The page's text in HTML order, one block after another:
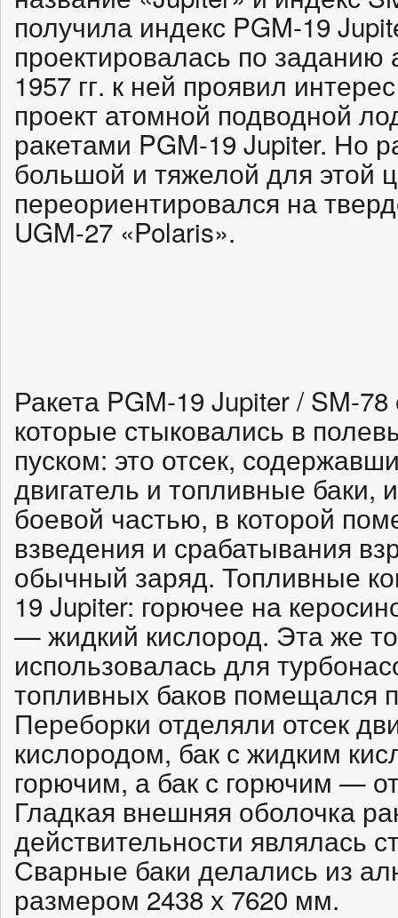
получила индекс PGM-19
проектировалась по
1957 гг. к ней проявил
проект атомной подводной
ракетами PGM-19 Jupiter. Но
большой и тяжелой для этой
переориентировался на
UGM-27 «Polaris».
Ракета PGM-19 Jupiter / SM-
которые стыковались в
пуском: это отсек,
двигатель и топливные баки,
боевой частью, в которой
взведения и срабатывания
обычный заряд. Топливные
19 Jupiter: горючее на
— жидкий кислород. Эта же
использовалась для
топливных баков помещался
Переборки отделяли отсек
кислородом, бак с жидким
горючим, а бак с горючим —
Гладкая внешняя оболочка
действительности являлась
Сварные баки делались из
размером 2438 х 7620 мм.